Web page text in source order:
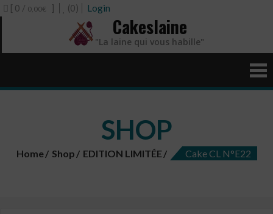
[ 0 / 0,00€ ] (0) Login
Cakeslaine
"La laine qui vous habille"
SHOP
Home Shop EDITION LIMITÉE Cake CL N°E22